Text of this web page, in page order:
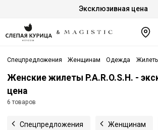
Эксклюзивная цена
Спецпредложения Женщинам Одежда
Женские жилеты P.A.R.O.S.H. -
цена
6 товаров
Спецпредложения Женщинам